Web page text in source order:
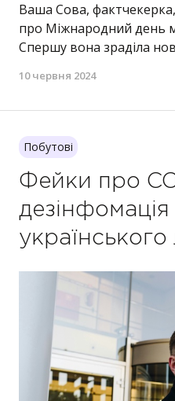
Ваша Сова,
про Міжнародний день
Спершу вона зраділа
10 червня 2024
Побутові
Фейки про
дезінфомація
українського